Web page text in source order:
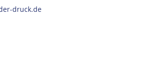
druck.de